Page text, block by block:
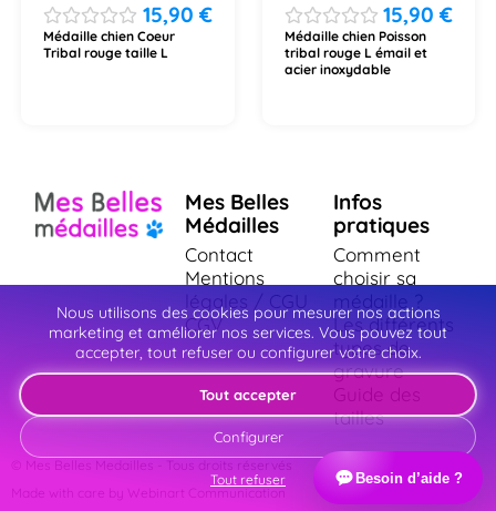
15,90 €
Médaille chien Coeur
Tribal rouge taille L
15,90€
Médaille chien Poisson
tribal rouge L émail et
acier inoxydable
Mes Belles
Médailles
Contact
Mentions
légales / CGU
CGV
Infos
pratiques
Comment
choisir sa
médaille ?
Les différents
types de
gravure
Guide des
tailles
© Mes Belles Medailles - Tous droits réservés
Made with care by Webinart Communication
Besoin d’aide ?
Nous utilisons des cookies pour mesurer nos actions
marketing et améliorer nos services. Vous pouvez tout
accepter, tout refuser ou configurer votre choix.
Tout accepter
Configurer
Tout refuser